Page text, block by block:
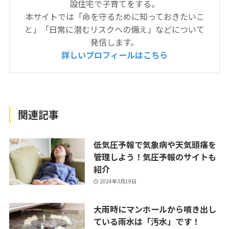
設住宅で子育てをする。
本サイトでは「命を守るために知っておきたいこ
と」「日常に潜むリスクへの備え」などについて
発信します。
詳しいプロフィールはこちら
関連記事
低気圧予報で気象病や天気頭痛を
管理しよう！気圧予報のサイトも
紹介
2024年3月19日
大雨時にマンホールから噴き出し
ている雨水は「汚水」です！